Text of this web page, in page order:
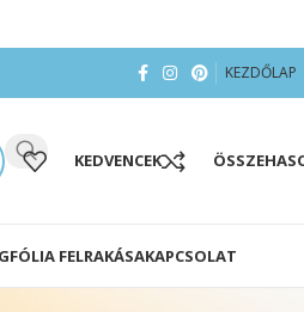
KEZDŐLAP
KEDVENCEK
FELRAKÁSAKAPCSOLAT